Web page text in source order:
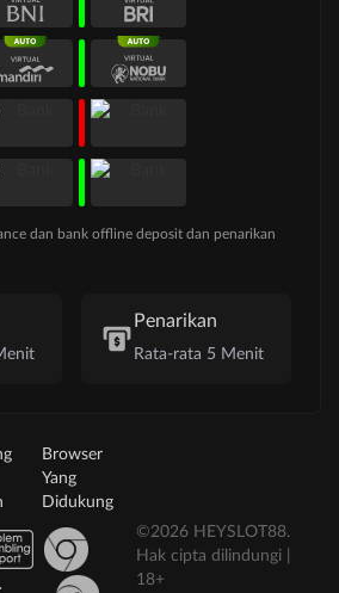
dan bank offline deposit dan penarikan
Penarikan
Rata-rata 5 Menit
Browser
Yang
Didukung
©2026 HEYSLOT88.
Hak cipta dilindungi |
18+